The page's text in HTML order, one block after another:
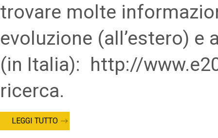
trovare molte
evoluzione (all’estero)
(in Italia): http://
ricerca.
LEGGI TUTTO